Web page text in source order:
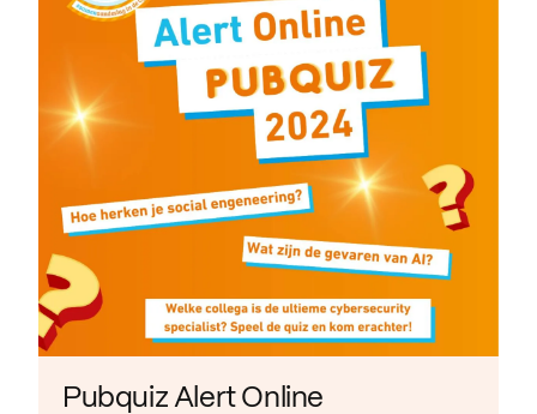
Pubquiz Alert Online